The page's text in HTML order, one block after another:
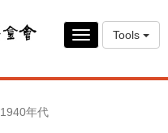
Tools
Toggle
navigation
1940年代